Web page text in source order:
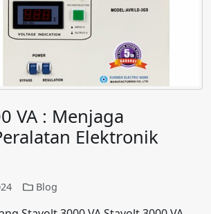
VA : Menjaga
Elektronik
Blog